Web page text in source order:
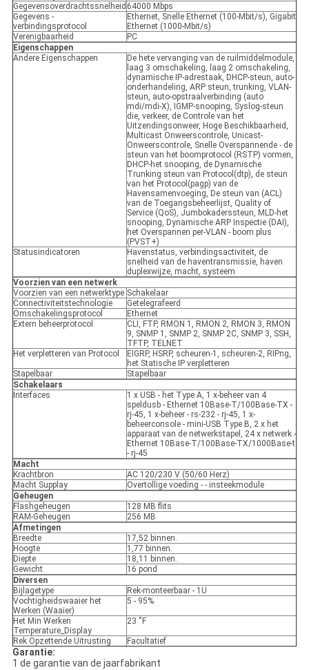
Gegevensoverdrachtssnelheid 64000 Mbps
Gegevens -
verbindingsprotocol
Ethernet, Snelle Ethernet (100-Mbit/s), Gigabit
Ethernet (1000-Mbit/s)
Verenigbaarheid
PC
Eigenschappen
Andere Eigenschappen
De hete vervanging van de ruilmiddelmodule,
laag 3 omschakeling, laag 2 omschakeling,
dynamische IP-adrestaak, DHCP-steun, auto-
onderhandeling, ARP steun, trunking, VLAN-
steun, auto-opstraalverbinding (auto
mdi/mdi-X), IGMP-snooping, Syslog-steun
die, verkeer, de Controle van het
Uitzendingsonweer, Hoge Beschikbaarheid,
Multicast Onweerscontrole, Unicast-
Onweerscontrole, Snelle Overspannende - de
steun van het boomprotocol (RSTP) vormen,
DHCP-het snooping, de Dynamische
Trunking steun van Protocol(dtp), de steun
van het Protocol(pagp) van de
Havensamenvoeging, De steun van (ACL)
van de Toegangsbeheerlijst, Quality of
Service (QoS), Jumbokaderssteun, MLD-het
snooping, Dynamische ARP Inspectie (DAI),
het Overspannen per-VLAN - boom plus
(PVST+)
Statusindicatoren
Havenstatus, verbindingsactiviteit, de
snelheid van de haventransmissie, haven
duplexwijze, macht, systeem
Voorzien van een netwerk
Voorzien van een netwerktype Schakelaar
Connectiviteitstechnologie
Getelegrafeerd
Omschakelingsprotocol
Ethernet
Extern beheerprotocol
CLI, FTP, RMON 1, RMON 2, RMON 3, RMON
9, SNMP 1, SNMP 2, SNMP 2C, SNMP 3, SSH,
TFTP, TELNET
Het verpletteren van Protocol
EIGRP, HSRP, scheuren-1, scheuren-2, RIPng,
het Statische IP verpletteren
Stapelbaar
Stapelbaar
Schakelaars
Interfaces
1 x USB - het Type A, 1 x-beheer van 4
speldusb - Ethernet 10Base-T/100Base-TX -
rj-45, 1 x-beheer - rs-232 - rj-45, 1 x-
beheerconsole - mini-USB Type B, 2 x het
apparaat van de netwerkstapel, 24 x netwerk -
Ethernet 10Base-T/100Base-TX/1000Base-t
- rj-45
Macht
Krachtbron
AC 120/230 V (50/60 Herz)
Macht Supplay
Overtollige voeding - - insteekmodule
Geheugen
Flashgeheugen
128 MB flits
RAM-Geheugen
256 MB
Afmetingen
Breedte
17,52 binnen.
Hoogte
1,77 binnen.
Diepte
18,11 binnen.
Gewicht
16 pond
Diversen
Bijlagetype
Rek-monteerbaar - 1U
Vochtigheidswaaier het
Werken (Waaier)
5 - 95%
Het Min Werken
Temperature_Display
23 ˚F
Rek Opzettende Uitrusting Facultatief
Garantie:
1 de garantie van de jaarfabrikant